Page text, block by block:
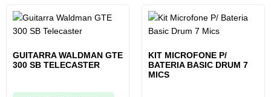
GUITARRA WALDMAN GTE
300 SB TELECASTER
KIT MICROFONE P/
BATERIA BASIC DRUM 7
MICS